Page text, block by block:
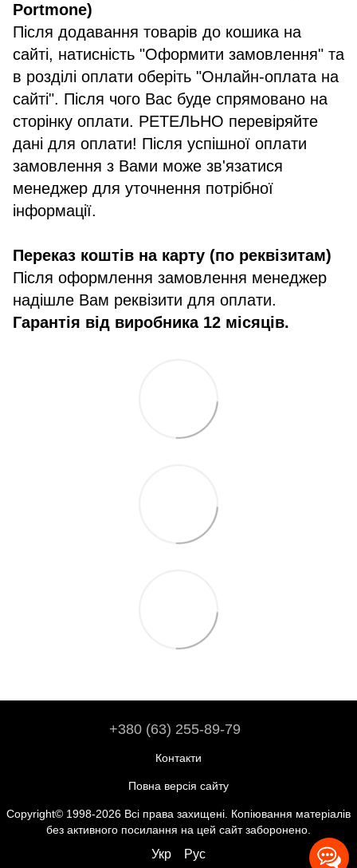
Portmone)
Після додавання товарів до кошика на
сайті, натисність "Оформити замовлення" та
в розділі оплати оберіть "Онлайн-оплата на
сайті". Після чого Вас буде спрямовано на
сторінку оплати. РЕТЕЛЬНО перевіряйте
дані для оплати! Після успішної оплати
замовлення з Вами може зв'язатися
менеджер для уточнення потрібної
інформації.
Переказ коштів на карту (по реквізитам)
Після оформлення замовлення менеджер
надішле Вам реквізити для оплати.
Гарантія від виробника 12 місяців.
+380 (63) 255-89-79
Контакти
Повна версія сайту
Copyright© 1998-2026 Всі права захищені. Копіювання матеріалів
без активного посилання на цей сайт заборонено.
Укр Рус